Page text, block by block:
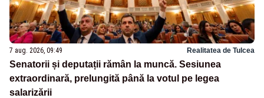
7 aug. 2026, 09:49 Realitatea de Tulcea
Senatorii și deputații rămân la muncă. Sesiunea
extraordinară, prelungită până la votul pe legea
salarizării